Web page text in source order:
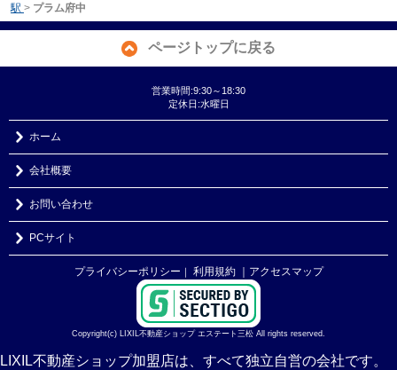
駅 > プラム府中
ページトップに戻る
営業時間:9:30～18:30
定休日:水曜日
ホーム
会社概要
お問い合わせ
PCサイト
プライバシーポリシー 利用規約 ｜アクセスマップ
Copyright(c) LIXIL不動産ショップ エステート三松 All rights reserved.
LIXIL不動産ショップ加盟店は、すべて独立自営の会社です。